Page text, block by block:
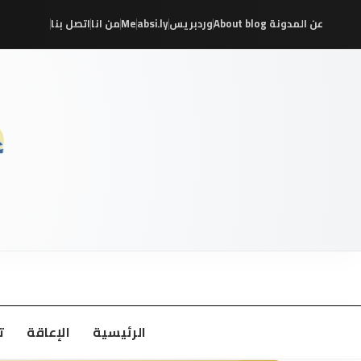
عن المدونة About blog /وردبريس/
absi.ly
/
Me
/من انا/اتصل بنا/
الرئيسية الإعاقة